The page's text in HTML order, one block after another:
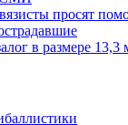
просят
в размере 13,3